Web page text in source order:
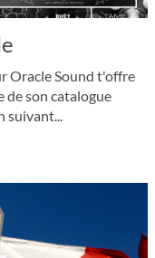
Oracle Sound t'offre
de son catalogue